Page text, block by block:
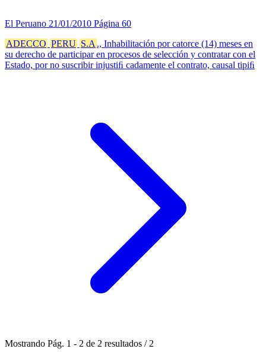
El Peruano 21/01/2010 Página 60
ADECCO PERU S.A ., Inhabilitación por catorce (14) meses en
su derecho de participar en procesos de selección y contratar con el
Estado, por no suscribir injustiﬁ cadamente el contrato, causal tipiﬁ
Mostrando Pág. 1 - 2 de 2 resultados / 2